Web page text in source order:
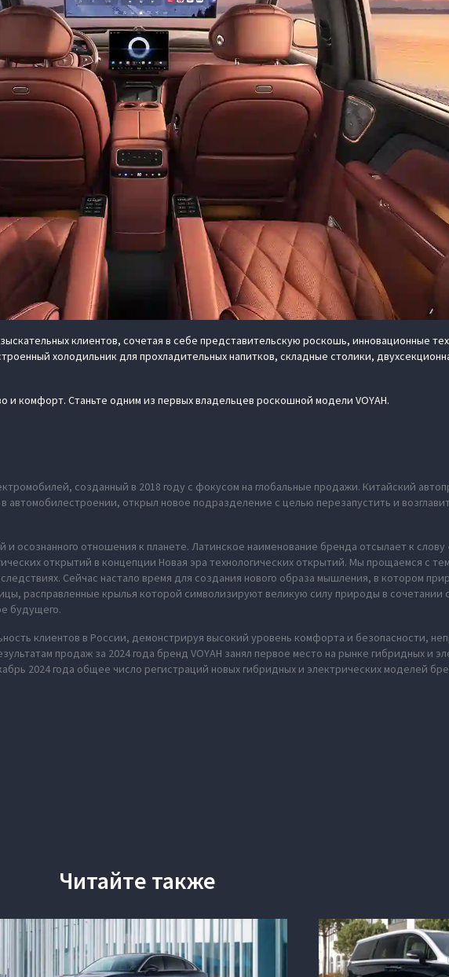
клиентов, сочетая в себе представительскую роскошь, инновационные
холодильник для прохладительных напитков, складные столики,
и комфорт. Станьте одним из первых владельцев роскошной модели VOYAH.
созданный в 2018 году с фокусом на глобальные продажи. Китайский
автомобилестроении, открыл новое подразделение с целью перезапустить и
осознанного отношения к планете. Латинское наименование бренда отсылает к слову
открытий в концепции Новая эра технологических открытий. Мы прощаемся с
Сейчас настало время для создания нового образа мышления, в котором
расправленные крылья которой символизируют великую силу природы в сочетании
будущего.
клиентов в России, демонстрируя высокий уровень комфорта и безопасности,
продаж за 2024 года бренд VOYAH занял первое место на рынке гибридных и
2024 года общее число регистраций новых гибридных и электрических моделей
Читайте также